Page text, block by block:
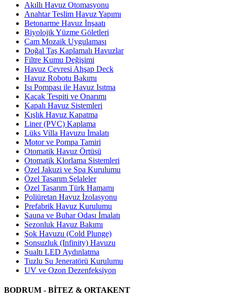
Akıllı Havuz Otomasyonu
Anahtar Teslim Havuz Yapımı
Betonarme Havuz İnşaatı
Biyolojik Yüzme Göletleri
Cam Mozaik Uygulaması
Doğal Taş Kaplamalı Havuzlar
Filtre Kumu Değişimi
Havuz Çevresi Ahşap Deck
Havuz Robotu Bakımı
Isı Pompası ile Havuz Isıtma
Kaçak Tespiti ve Onarımı
Kapalı Havuz Sistemleri
Kışlık Havuz Kapatma
Liner (PVC) Kaplama
Lüks Villa Havuzu İmalatı
Motor ve Pompa Tamiri
Otomatik Havuz Örtüsü
Otomatik Klorlama Sistemleri
Özel Jakuzi ve Spa Kurulumu
Özel Tasarım Şelaleler
Özel Tasarım Türk Hamamı
Poliüretan Havuz İzolasyonu
Prefabrik Havuz Kurulumu
Sauna ve Buhar Odası İmalatı
Sezonluk Havuz Bakımı
Şok Havuzu (Cold Plunge)
Sonsuzluk (Infinity) Havuzu
Sualtı LED Aydınlatma
Tuzlu Su Jeneratörü Kurulumu
UV ve Ozon Dezenfeksiyon
BODRUM - BİTEZ & ORTAKENT